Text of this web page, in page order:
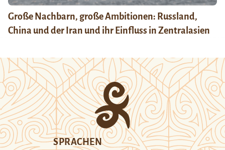
Große Nachbarn, große Ambitionen: Russland,
China und der Iran und ihr Einfluss in Zentralasien
SPRACHEN